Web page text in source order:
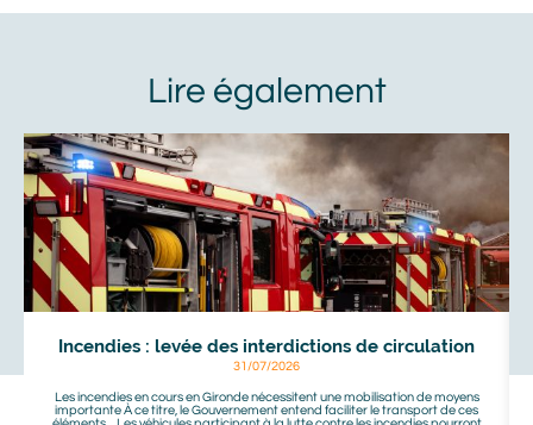
voir
aussi
Incendies : levée des interdictions de circulation
31/07/2026
Les incendies en cours en Gironde nécessitent une mobilisation de moyens
importante À ce titre, le Gouvernement entend faciliter le transport de ces